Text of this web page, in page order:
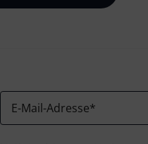
E-Mail-Adresse*